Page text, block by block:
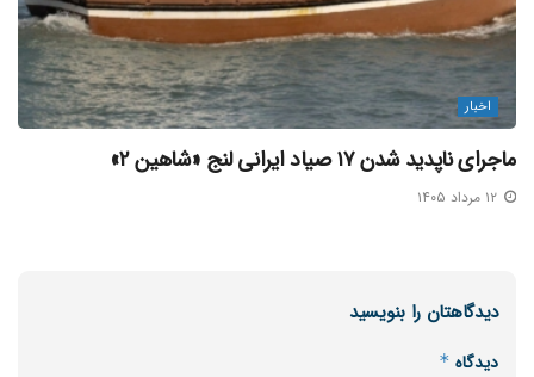
اخبار
ماجرای ناپدید شدن ۱۷ صیاد ایرانی لنج «شاهین ۲»
دیدگاهتان را بنویسید
دیدگاه *